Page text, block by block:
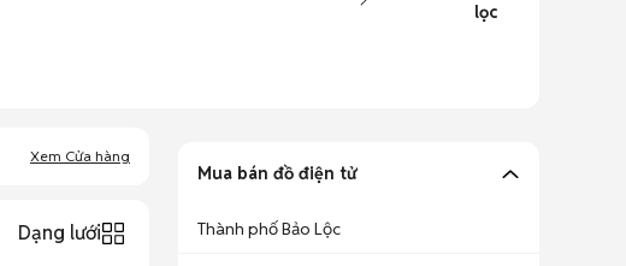
lọc
Xem Cửa hàng
Dạng lưới
Mua bán đồ điện tử
Thành phố Bảo Lộc